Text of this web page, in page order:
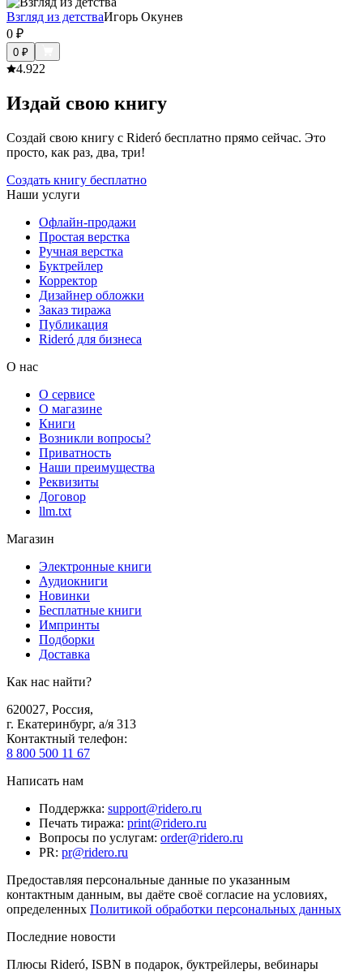
Взгляд из детстваИгорь Окунев
0 ₽
0 ₽
4.922
Издай свою книгу
Создай свою книгу с Rideró бесплатно прямо сейчас. Это
просто, как раз, два, три!
Создать книгу бесплатно
Наши услуги
Офлайн-продажи
Простая верстка
Ручная верстка
Буктрейлер
Корректор
Дизайнер обложки
Заказ тиража
Публикация
Rideró для бизнеса
О нас
О сервисе
О магазине
Книги
Возникли вопросы?
Приватность
Наши преимущества
Реквизиты
Договор
llm.txt
Магазин
Электронные книги
Аудиокниги
Новинки
Бесплатные книги
Импринты
Подборки
Доставка
Как нас найти?
620027, Россия,
г. Екатеринбург, а/я 313
Контактный телефон:
8 800 500 11 67
Написать нам
Поддержка: support@ridero.ru
Печать тиража: print@ridero.ru
Вопросы по услугам: order@ridero.ru
PR: pr@ridero.ru
Предоставляя персональные данные по указанным
контактным данным, вы даёте своё согласие на условиях,
определенных Политикой обработки персональных данных
Последние новости
Плюсы Rideró, ISBN в подарок, буктрейлеры, вебинары